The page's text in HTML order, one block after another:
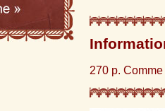
270 p. Comme